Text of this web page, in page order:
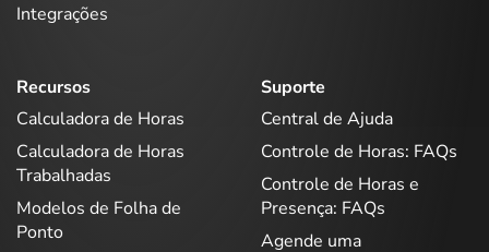
Integrações
Recursos
Calculadora de Horas
Calculadora de Horas
Trabalhadas
Modelos de Folha de
Ponto
Suporte
Central de Ajuda
Controle de Horas: FAQs
Controle de Horas e
Presença: FAQs
Agende uma